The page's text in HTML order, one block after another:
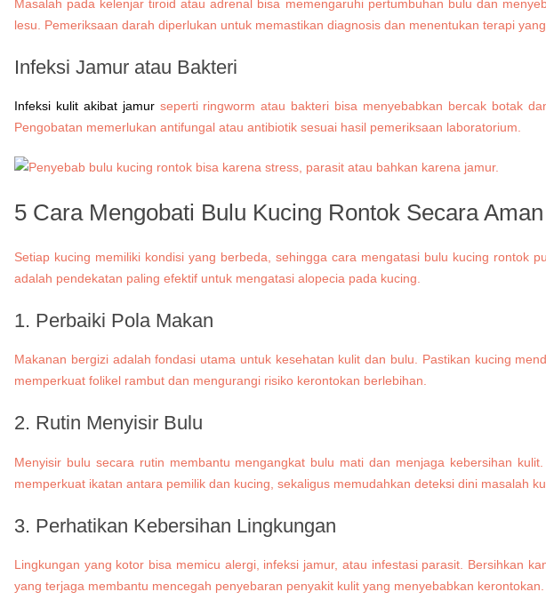
Masalah pada kelenjar tiroid atau adrenal bisa memengaruhi pertumbuhan bulu dan
lesu. Pemeriksaan darah diperlukan untuk memastikan diagnosis dan menentukan terapi yang
Infeksi Jamur atau Bakteri
Infeksi kulit akibat jamurseperti ringworm atau bakteri bisa menyebabkan bercak botak
Pengobatan memerlukan antifungal atau antibiotik sesuai hasil pemeriksaan laboratorium.
5 Cara Mengobati Bulu Kucing Rontok Secara
Setiap kucing memiliki kondisi yang berbeda, sehingga cara mengatasi bulu kucing rontok
adalah pendekatan paling efektif untuk mengatasi alopecia pada kucing.
1. Perbaiki Pola Makan
Makanan bergizi adalah fondasi utama untuk kesehatan kulit dan bulu. Pastikan kucing
memperkuat folikel rambut dan mengurangi risiko kerontokan berlebihan.
2. Rutin Menyisir Bulu
Menyisir bulu secara rutin membantu mengangkat bulu mati dan menjaga kebersihan
memperkuat ikatan antara pemilik dan kucing, sekaligus memudahkan deteksi dini masalah
3. Perhatikan Kebersihan Lingkungan
Lingkungan yang kotor bisa memicu alergi, infeksi jamur, atau infestasi parasit. Bersihkan
yang terjaga membantu mencegah penyebaran penyakit kulit yang menyebabkan kerontokan.